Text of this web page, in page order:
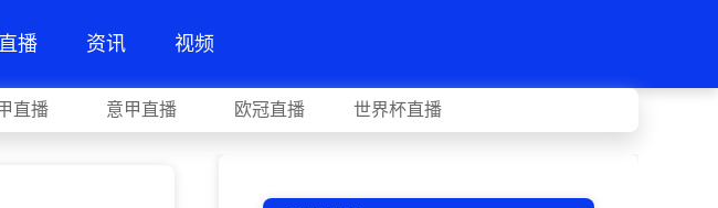
播 资讯 视频
直播 意甲直播 欧冠直播 世界杯直播